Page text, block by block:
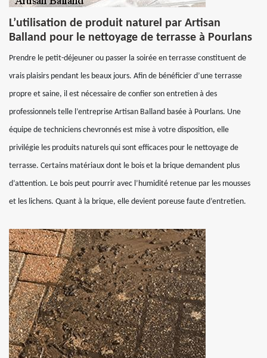
L’utilisation de produit naturel par Artisan
Balland pour le nettoyage de terrasse à Pourlans
Prendre le petit-déjeuner ou passer la soirée en terrasse constituent de
vrais plaisirs pendant les beaux jours. Afin de bénéficier d’une terrasse
propre et saine, il est nécessaire de confier son entretien à des
professionnels telle l’entreprise Artisan Balland basée à Pourlans. Une
équipe de techniciens chevronnés est mise à votre disposition, elle
privilégie les produits naturels qui sont efficaces pour le nettoyage de
terrasse. Certains matériaux dont le bois et la brique demandent plus
d’attention. Le bois peut pourrir avec l’humidité retenue par les mousses
et les lichens. Quant à la brique, elle devient poreuse faute d’entretien.